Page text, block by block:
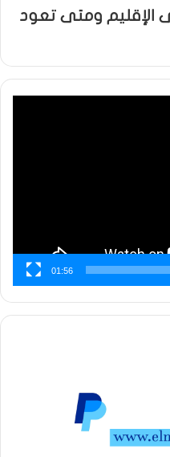
الإقليم ومتى تعود
01:56